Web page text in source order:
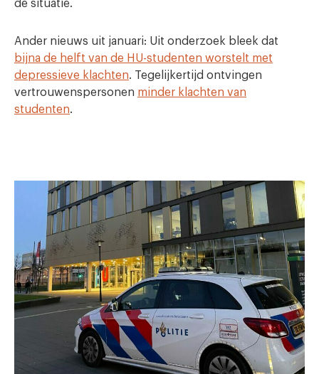
de situatie.
Ander nieuws uit januari: Uit onderzoek bleek dat
bijna de helft van de HU-studenten worstelt met
depressieve klachten. Tegelijkertijd ontvingen
vertrouwenspersonen minder klachten van
studenten.